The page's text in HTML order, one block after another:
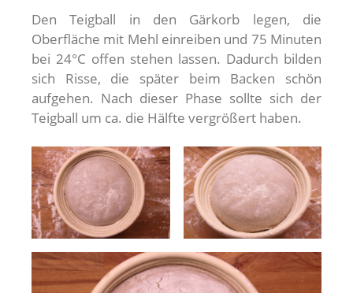
Den Teigball in den Gärkorb legen, die
Oberfläche mit Mehl einreiben und 75 Minuten
bei 24°C offen stehen lassen. Dadurch bilden
sich Risse, die später beim Backen schön
aufgehen. Nach dieser Phase sollte sich der
Teigball um ca. die Hälfte vergrößert haben.